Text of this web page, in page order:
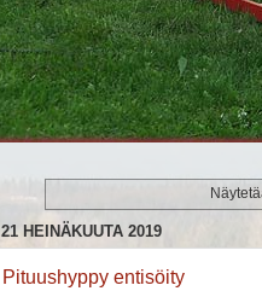
21 HEINÄKUUTA 2019
Pituushyppy entisöity